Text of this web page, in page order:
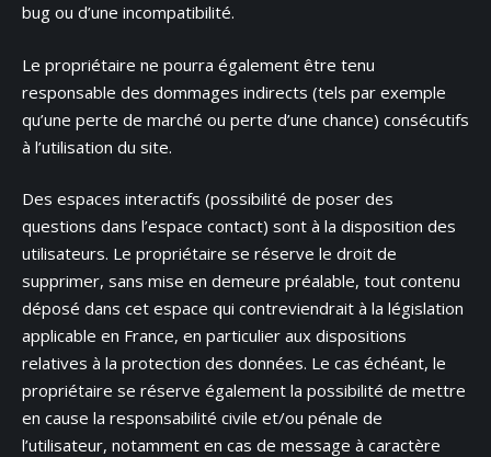
bug ou d’une incompatibilité.
Le propriétaire ne pourra également être tenu
responsable des dommages indirects (tels par exemple
qu’une perte de marché ou perte d’une chance) consécutifs
à l’utilisation du site.
Des espaces interactifs (possibilité de poser des
questions dans l’espace contact) sont à la disposition des
utilisateurs. Le propriétaire se réserve le droit de
supprimer, sans mise en demeure préalable, tout contenu
déposé dans cet espace qui contreviendrait à la législation
applicable en France, en particulier aux dispositions
relatives à la protection des données. Le cas échéant, le
propriétaire se réserve également la possibilité de mettre
en cause la responsabilité civile et/ou pénale de
l’utilisateur, notamment en cas de message à caractère